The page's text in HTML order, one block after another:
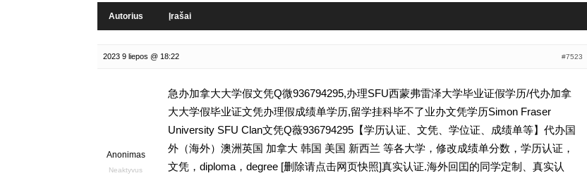
Autorius Įrašai
2023 9 liepos @ 18:22 #7523
Anonimas
Neaktyvus
急办加拿大大学假文凭Q微936794295,办理SFU西蒙弗雷泽大学毕业证假学历/代办加拿
大大学假毕业证文凭办理假成绩单学历,留学挂科毕不了业办文凭学历Simon Fraser
University SFU Clan文凭Q薇936794295【学历认证、文凭、学位证、成绩单等】代办国
外（海外）澳洲英国 加拿大 韩国 美国 新西兰 等各大学，修改成绩单分数，学历认证，
文凭，diploma，degree [删除请点击网页快照]真实认证.海外回囯的同学定制、真实认